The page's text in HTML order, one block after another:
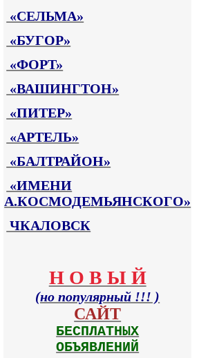
«СЕЛЬМА»
«БУГОР»
«ФОРТ»
«ВАШИНГТОН»
«ПИТЕР»
«АРТЕЛЬ»
«БАЛТРАЙОН»
«ИМЕНИ
А.КОСМОДЕМЬЯНСКОГО»
ЧКАЛОВСК
Н О В Ы Й
(но популярный !!! )
САЙТ
БЕСПЛАТНЫХ
ОБЪЯВЛЕНИЙ